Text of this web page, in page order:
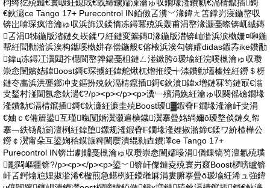
枃绔犵殑鏈€寰岋紝鎴戝€戜締鐪嬬湅瀹ゅ収鐗堟湰鐨勨€滆棈鑹插鎶
€鈥滱ce Tango 17+ Purecontrol IN銆傚叾瀵﹀湪鍏ㄤ笘鐣岃寖鍦嶅収
锛岀啽琛疯涪瀹ゅ収浜斾汉鍒惰冻鐞冪殑浜轰甫涓嶅湪灏戞暩锛屼絾鏄
叾涓牬鍦版渻鏈夊崁鍒ワ紝鏈変簺鏄湪鍦版澘锛屾湁浜涙槸姗¤啝鍦
帮紝閭勬湁浜涘构鑴嗘槸姘存偿鍦般€傛棭浜涘勾锛孉didas鍜孨ike鐨勫
鍏ц冻鐞冮瀷閮芥櫘閬嶅亸鍚戞柤鏈ㄥ湴鏉胯ō瑷堬紝浣嗘槸瀹ゅ収瓒
崇悆闉嬪姞鍏oost鎶€琛擄紝鍏舵煍杌熷拰绶╅渿鐨勭壒榛烇紝鐒＄枒
鏈冭畵浜洪亹鎯冲叏鏂扮殑鈥滆棈鑹插鎶€鈥濆鍏х増鏈冧笉鏈冣€滃
叏鍫村湴閫氬悆鈥濄€?/p><p></p><p>瀵﹂殯涓婏紝瀹ゅ収闋傜礆鐗堟
湰鐨勨€滆棈鑹插鎶€鈥濓紝濂圭殑Boost瑷▓鍜孴F鐗堟湰瀹屽叏涓
€妯ｃ€備篃鍙互瑾暣闅婚瀷灏遍櫎鐬瀷搴曡姳绱嬭ō瑷堥倓鏈夊帤
搴﹁紩钖勪箣澶栵紝鍏堕鏍规湰鍜孴F鐗堟湰娌掓湁鍗€鍒ワ紒楂樺公
鐒￠瀷甯朵互鍙婅秴鏌旇粺闉嬮潰绲勬垚鐨凙ce Tango 17+
Purecontrol IN锛岀劇鐤戞槸瀹ゅ収瓒崇悆闉嬬暥涓偤鏁镐笉澶氱殑璞
彲閰嶇疆锛?/p><p></p><p>鍙﹀锛屽儏鏈夌殑寰岃窡Boost椤嗙矑锛
屽叾鍔熻兘娌掓湁浠€楹煎急鍖栵紝鍐嶉厤涓婁腑搴曡ō瑷堬紝浠ュ強鍏